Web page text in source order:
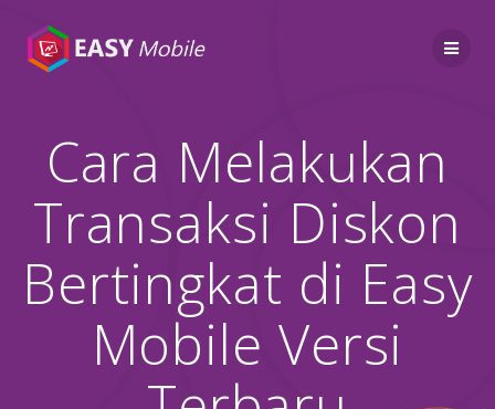
Cara Melakukan
Transaksi Diskon
Bertingkat di Easy
Mobile Versi